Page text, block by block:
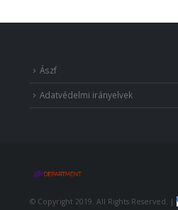
Ászf
Adatvédelmi irányelvek
© Copyright 2019. All Rights Reserved. |